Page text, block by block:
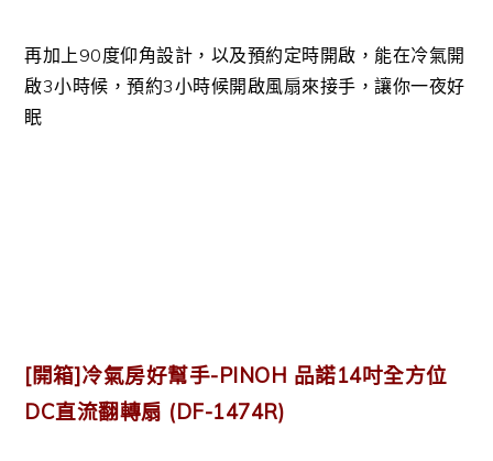
再加上90度仰角設計，以及預約定時開啟，能在冷氣開
啟3小時候，預約3小時候開啟風扇來接手，讓你一夜好
眠
[開箱]冷氣房好幫手-PINOH 品諾14吋全方位
DC直流翻轉扇 (DF-1474R)